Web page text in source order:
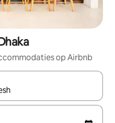
op Airbnb
zijn, maak je een keuze